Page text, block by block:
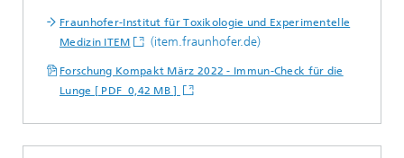
Fraunhofer-Institut für Toxikologie und Experimentelle
Medizin ITEM
(item.fraunhofer.de)
Forschung Kompakt März 2022 - Immun-Check für die
Lunge [ PDF 0,42 MB ]